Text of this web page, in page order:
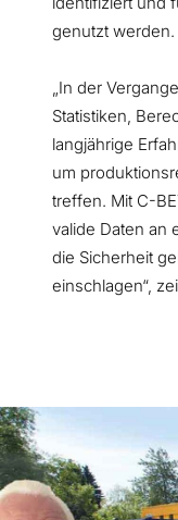
genutzt werden.
„In der
Statistiken,
langjährige
um
treffen. Mit C-
valide Daten an
die Sicherheit
einschlagen“,